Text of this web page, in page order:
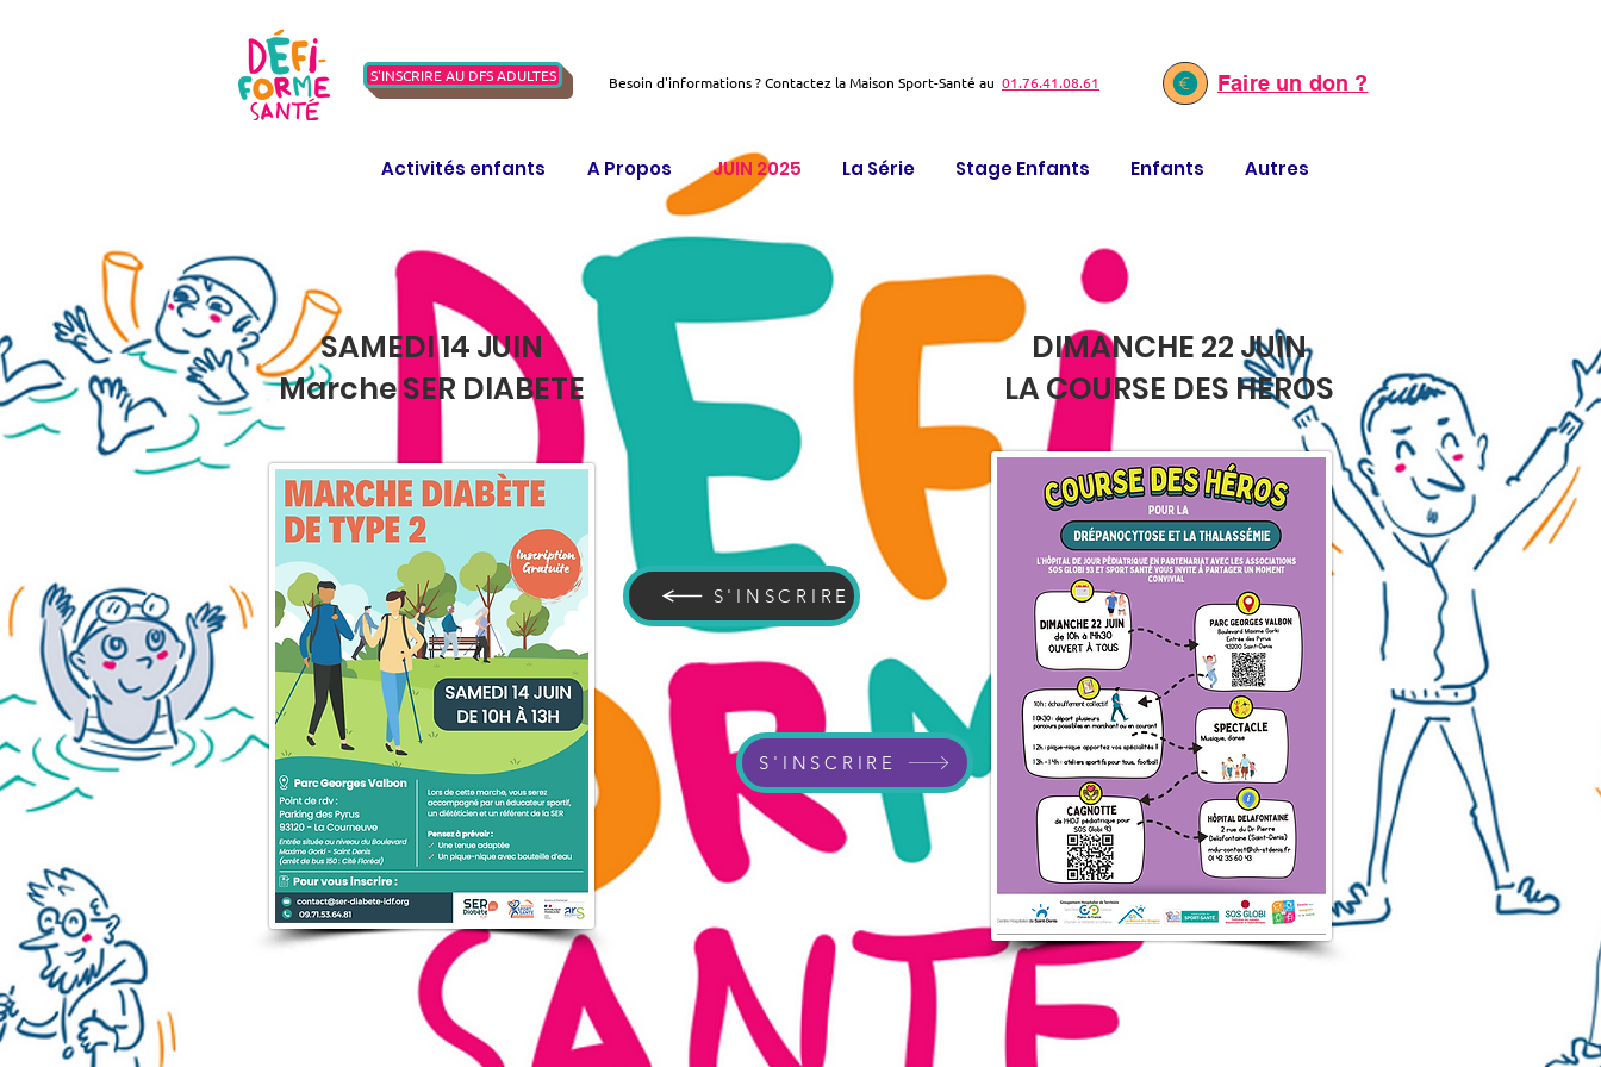
S'INSCRIRE AU DFS ADULTES Besoin d'informations ? Contactez la Maison Sport-Santé au 01.76.41.08.61 Faire un don ?
Activités enfants A Propos JUIN 2025 La Série Stage Enfants Enfants Autres
SAMEDI 14 JUIN
Marche SER DIABETE
DIMANCHE 22 JUIN
LA COURSE DES HEROS
S'INSCRIRE
S'INSCRIRE